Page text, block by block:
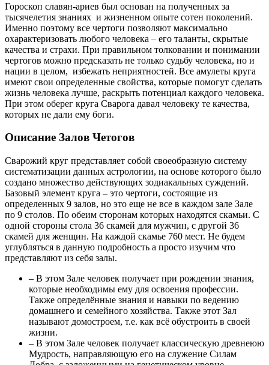
Гороскоп славян-ариев был основан на полученных за
тысячелетия знаниях и жизненном опыте сотен поколений.
Именно поэтому все чертоги позволяют максимально
охарактеризовать любого человека – его таланты, скрытые
качества и страхи. При правильном толковании и понимании
чертогов можно предсказать не только судьбу человека, но и
нации в целом, избежать неприятностей. Все амулеты круга
имеют свои определенные свойства, которые помогут сделать
жизнь человека лучше, раскрыть потенциал каждого человека.
При этом оберег круга Сварога давал человеку те качества,
которых не дали ему боги.
Описание Залов Четогов
Сварожий круг представляет собой своеобразную систему
систематизации данных астрологии, на основе которого было
создано множество действующих зодиакальных суждений.
Базовый элемент круга – это чертоги, состоящие из
определенных 9 залов, но это еще не все в каждом зале Зале
по 9 столов. По обеим сторонам которых находятся скамьи. С
одной стороны стола 36 скамей для мужчин, с другой 36
скамей для женщин. На каждой скамье 760 мест. Не будем
углубляться в данную подробность а просто изучим что
представляют из себя залы.
– В этом Зале человек получает при рождении знания,
которые необходимы ему для освоения профессии.
Также определённые знания и навыки по ведению
домашнего и семейного хозяйства. Также этот Зал
называют домостроем, т.е. как всё обустроить в своей
жизни.
– В этом Зале человек получает классическую древнеюю
Мудрость, направляющую его на служение Силам